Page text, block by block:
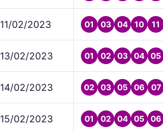
11/02/2023 01 03 04 10 11
13/02/2023 01 02 03 04 05
14/02/2023 02 03 05 06 07
15/02/2023 01 02 04 05 06